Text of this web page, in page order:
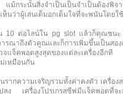
กระนั้นสิ่งจำเป็นเป็นจำเป็นต้องพิจ
ห็นว่าผู้เล่นเต็มอกเต็มใจที่จะพนันโดยใ
10 ต่อไลน์ใน pg slot แล้วก็คุณชน
รณาถึงตัวคูณและก็การเพิ่มขึ้นเป็นสอ
จแจ็คพอตสูงสุดของแต่ละเครื่องอีกที
เหมือนกัน
กความเจริญรวมทั้งค่าคงตัว เครื่อง
ปลง เครื่องโปรเกรสซีฟมีแจ็คพอตที่จ